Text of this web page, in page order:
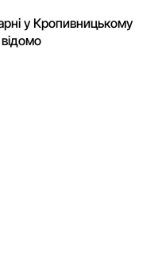
у Кропивницькому